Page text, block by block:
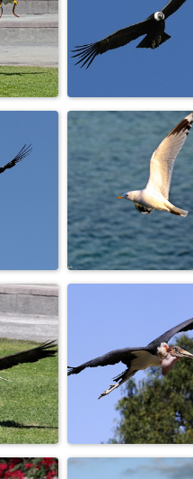
Чайка с
морской ...
El Condor
(Vuelo del
Чайке белой
снится море